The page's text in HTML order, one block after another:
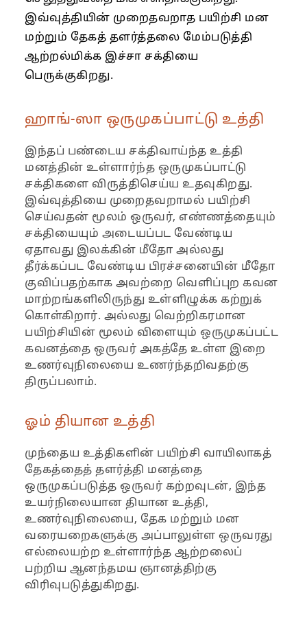
இவ்வுத்தியின் முறைதவறாத பயிற்சி மன
மற்றும் தேகத் தளர்த்தலை மேம்படுத்தி
ஆற்றல்மிக்க இச்சா சக்தியை
பெருக்குகிறது.
ஹாங்-ஸா ஒருமுகப்பாட்டு உத்தி
இந்தப் பண்டைய சக்திவாய்ந்த உத்தி
மனத்தின் உள்ளார்ந்த ஒருமுகப்பாட்டு
சக்திகளை விருத்திசெய்ய உதவுகிறது.
இவ்வுத்தியை முறைதவறாமல் பயிற்சி
செய்வதன் மூலம் ஒருவர், எண்ணத்தையும்
சக்தியையும் அடையப்பட வேண்டிய
ஏதாவது இலக்கின் மீதோ அல்லது
தீர்க்கப்பட வேண்டிய பிரச்சனையின் மீதோ
குவிப்பதற்காக அவற்றை வெளிப்புற கவன
மாற்றங்களிலிருந்து உள்ளிழுக்க கற்றுக்
கொள்கிறார். அல்லது வெற்றிகரமான
பயிற்சியின் மூலம் விளையும் ஒருமுகப்பட்ட
கவனத்தை ஒருவர் அகத்தே உள்ள இறை
உணர்வுநிலையை உணர்ந்தறிவதற்கு
திருப்பலாம்.
ஓம் தியான உத்தி
முந்தைய உத்திகளின் பயிற்சி வாயிலாகத்
தேகத்தைத் தளர்த்தி மனத்தை
ஒருமுகப்படுத்த ஒருவர் கற்றவுடன், இந்த
உயர்நிலையான தியான உத்தி,
உணர்வுநிலையை, தேக மற்றும் மன
வரையறைகளுக்கு அப்பாலுள்ள ஒருவரது
எல்லையற்ற உள்ளார்ந்த ஆற்றலைப்
பற்றிய ஆனந்தமய ஞானத்திற்கு
விரிவுபடுத்துகிறது.